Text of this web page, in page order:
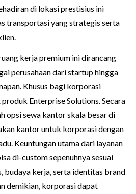
di lokasi prestisius ini
transportasi yang strategis serta
kerja premium ini dirancang
perusahaan dari startup hingga
Khusus bagi korporasi
Enterprise Solutions. Secara
opsi sewa kantor skala besar di
kantor untuk korporasi dengan
Keuntungan utama dari layanan
di-custom sepenuhnya sesuai
budaya kerja, serta identitas brand
demikian, korporasi dapat